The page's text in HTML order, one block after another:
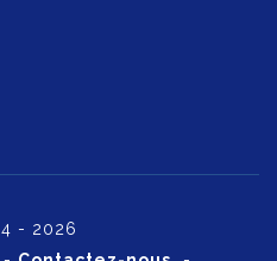
- 2026